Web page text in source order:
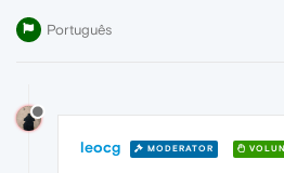
Português
leocg MODERATOR